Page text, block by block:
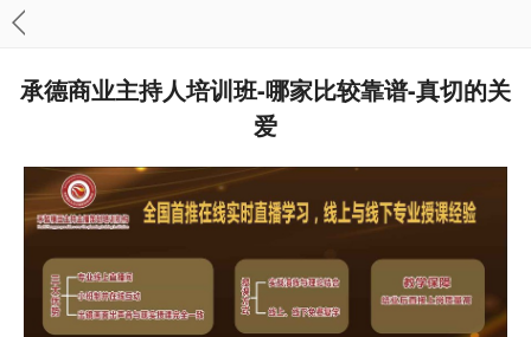
承德商业主持人培训班-哪家比较靠谱-真切的关
爱